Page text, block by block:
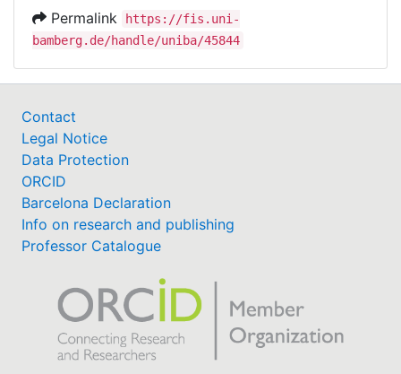
Permalink
https://fis.uni-
bamberg.de/handle/uniba/45844
Contact
Legal Notice
Data Protection
ORCID
Barcelona Declaration
Info on research and publishing
Professor Catalogue